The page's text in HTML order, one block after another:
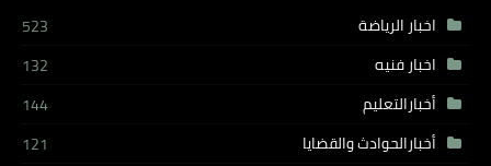
اخبار الرياضة
523
اخبار فنيه
132
أخبارالتعليم
144
أخبارالحوادث والقضايا
121